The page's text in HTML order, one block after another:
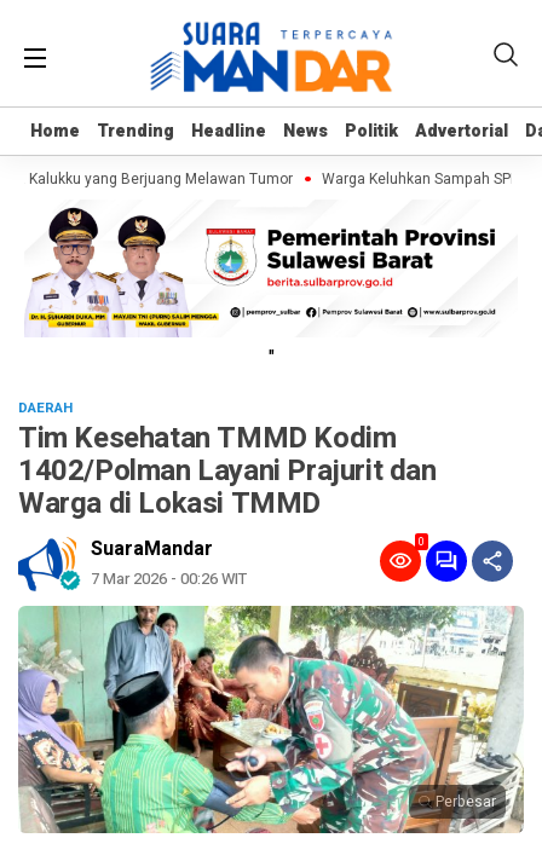
Home Trending Headline News Politik Advertorial
Home Trending Headline News Politik Advertorial
Kalukku yang Berjuang Melawan Tumor Warga Keluhkan Sampah SPPG
"
DAERAH
Tim Kesehatan TMMD Kodim
1402/Polman Layani Prajurit dan
Warga di Lokasi TMMD
SuaraMandar
7 Mar 2026 - 00:26 WIT
0
Perbesar